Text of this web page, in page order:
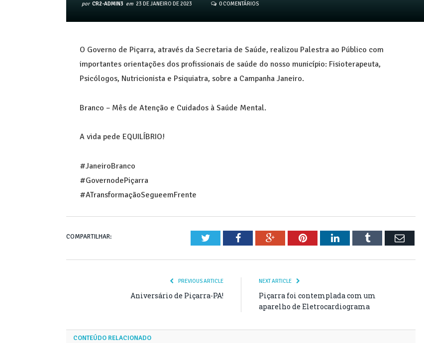
por CR2-ADMIN3 em 23 DE JANEIRO DE 2023 0 COMENTÁRIOS
O Governo de Piçarra, através da Secretaria de Saúde, realizou Palestra ao Público com
importantes orientações dos profissionais de saúde do nosso município: Fisioterapeuta,
Psicólogos, Nutricionista e Psiquiatra, sobre a Campanha Janeiro.
Branco – Mês de Atenção e Cuidados à Saúde Mental.
A vida pede EQUILÍBRIO!
#JaneiroBranco
#GovernodePiçarra
#ATransformaçãoSegueemFrente
COMPARTILHAR: TwitterFacebookGoogle+PinterestLinkedInTumblr Email
PREVIOUS ARTICLE
Aniversário de Piçarra-PA!
NEXT ARTICLE
Piçarra foi contemplada com um
aparelho de Eletrocardiograma
CONTEÚDO RELACIONADO